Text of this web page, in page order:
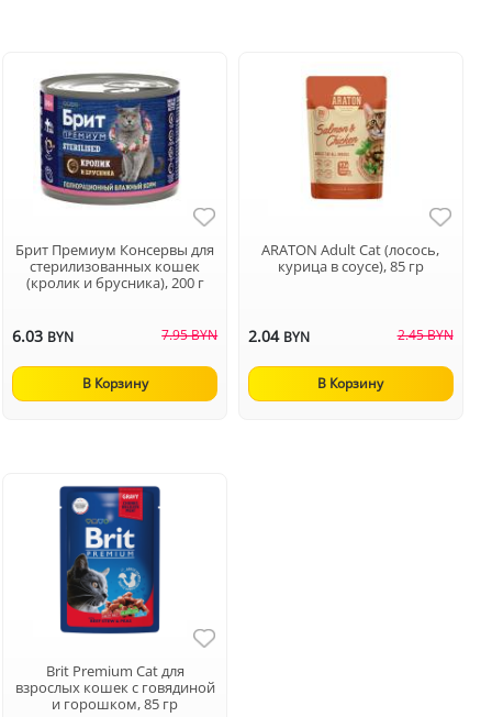
Брит Премиум Консервы для
стерилизованных кошек
(кролик и брусника), 200 г
6.03 BYN 7.95 BYN
В Корзину
ARATON Adult Cat (лосось,
курица в соусе), 85 гр
2.04 BYN 2.45 BYN
В Корзину
Brit Premium Cat для
взрослых кошек с говядиной
и горошком, 85 гр